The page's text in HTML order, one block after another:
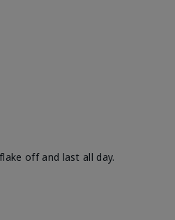
off and last all day.